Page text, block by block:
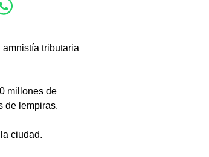
tributaria
millones de
de lempiras.
ciudad.